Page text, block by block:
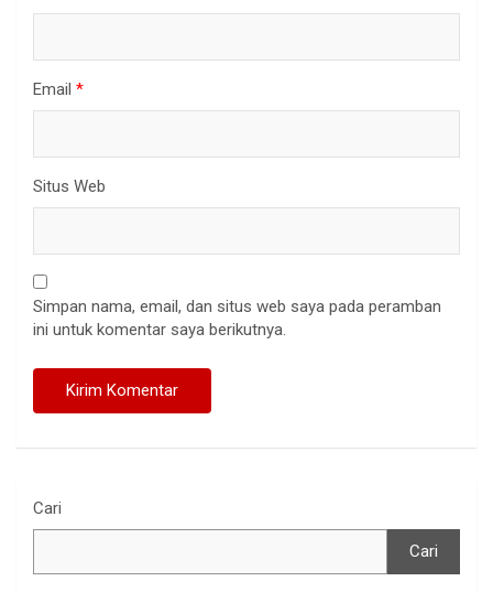
Email *
Situs Web
Simpan nama, email, dan situs web saya pada peramban
ini untuk komentar saya berikutnya.
Cari
Cari